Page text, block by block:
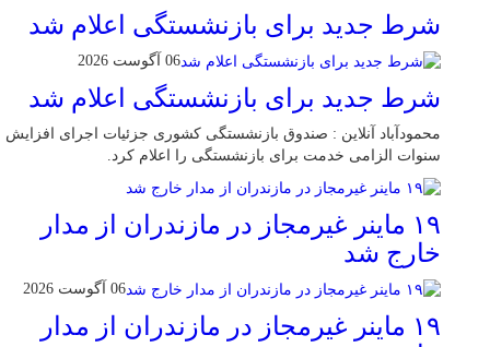
شرط جدید برای بازنشستگی اعلام شد
06 آگوست 2026
شرط جدید برای بازنشستگی اعلام شد
محمودآباد آنلاین : صندوق بازنشستگی کشوری جزئیات اجرای افزایش
سنوات الزامی خدمت برای بازنشستگی را اعلام کرد.
۱۹ ماینر غیرمجاز در مازندران از مدار
خارج شد
06 آگوست 2026
۱۹ ماینر غیرمجاز در مازندران از مدار